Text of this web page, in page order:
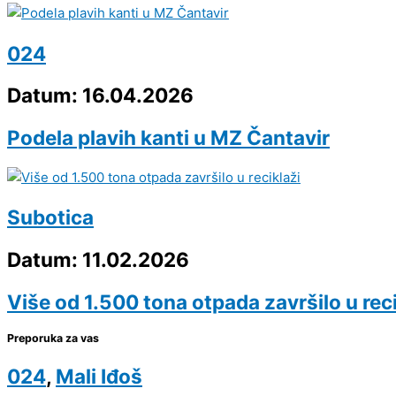
024
Datum: 16.04.2026
Podela plavih kanti u MZ Čantavir
Subotica
Datum: 11.02.2026
Više od 1.500 tona otpada završilo u
Preporuka za vas
024, Mali Iđoš